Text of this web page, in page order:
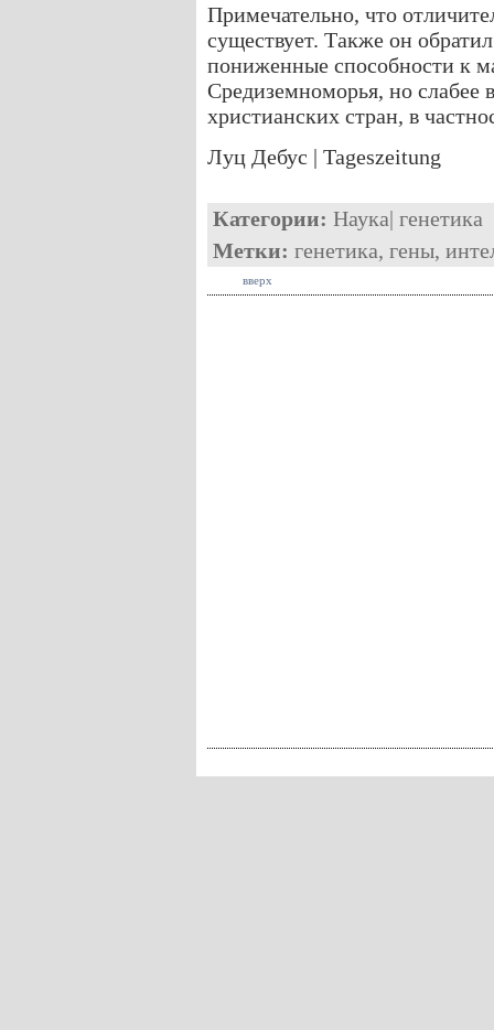
Примечательно, что
существует. Также он
пониженные способности к
Средиземноморья, но слабее
христианских стран, в
Луц Дебус | Tageszeitung
Категории: Наука| генетика
Метки: генетика, гены,
вверх